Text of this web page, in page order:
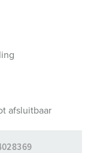
afsluitbaar